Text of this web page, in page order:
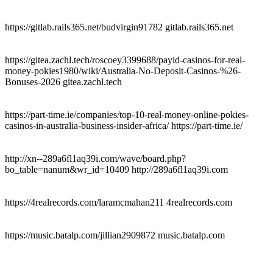
https://gitlab.rails365.net/budvirgin91782 gitlab.rails365.net
https://gitea.zachl.tech/roscoey3399688/payid-casinos-for-real-
money-pokies1980/wiki/Australia-No-Deposit-Casinos-%26-
Bonuses-2026 gitea.zachl.tech
https://part-time.ie/companies/top-10-real-money-online-pokies-
casinos-in-australia-business-insider-africa/ https://part-time.ie/
http://xn--289a6fl1aq39i.com/wave/board.php?
bo_table=nanum&wr_id=10409 http://289a6fl1aq39i.com
https://4realrecords.com/laramcmahan211 4realrecords.com
https://music.batalp.com/jillian2909872 music.batalp.com